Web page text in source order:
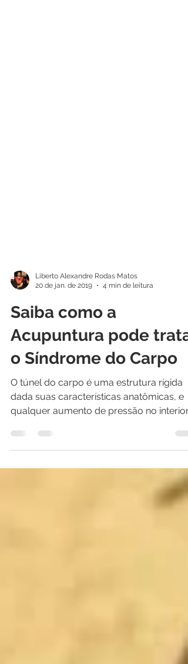
20 de jan. de 2019
Saiba como a
Acupuntura pode tratar
o Síndrome do Carpo
O túnel do carpo é uma estrutura rígida
dada suas características anatômicas, e
qualquer aumento de pressão no interior